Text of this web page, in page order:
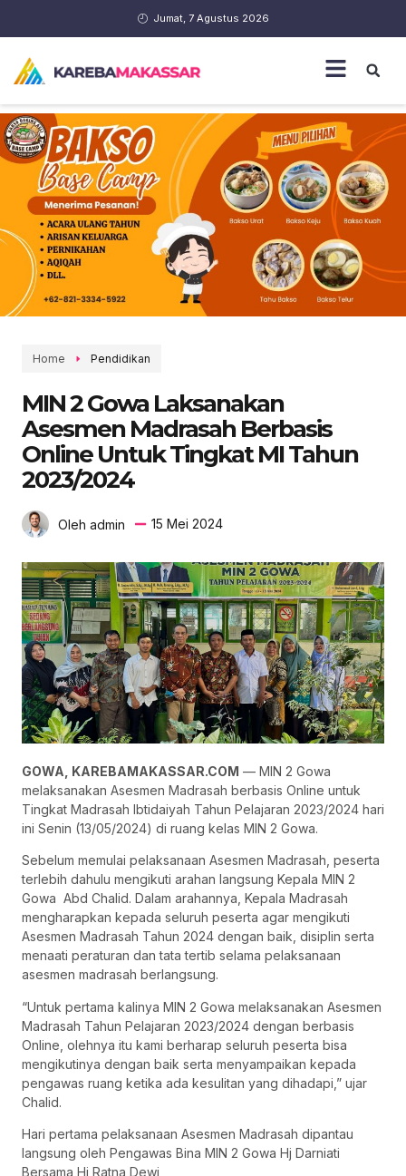
Jumat, 7 Agustus 2026
Home Pendidikan
MIN 2 Gowa Laksanakan
Asesmen Madrasah Berbasis
Online Untuk Tingkat MI Tahun
2023/2024
Oleh admin 15 Mei 2024
GOWA, KAREBAMAKASSAR.COM — MIN 2 Gowa
melaksanakan Asesmen Madrasah berbasis Online untuk
Tingkat Madrasah Ibtidaiyah Tahun Pelajaran 2023/2024 hari
ini Senin (13/05/2024) di ruang kelas MIN 2 Gowa.
Sebelum memulai pelaksanaan Asesmen Madrasah, peserta
terlebih dahulu mengikuti arahan langsung Kepala MIN 2
Gowa Abd Chalid. Dalam arahannya, Kepala Madrasah
mengharapkan kepada seluruh peserta agar mengikuti
Asesmen Madrasah Tahun 2024 dengan baik, disiplin serta
menaati peraturan dan tata tertib selama pelaksanaan
asesmen madrasah berlangsung.
“Untuk pertama kalinya MIN 2 Gowa melaksanakan Asesmen
Madrasah Tahun Pelajaran 2023/2024 dengan berbasis
Online, olehnya itu kami berharap seluruh peserta bisa
mengikutinya dengan baik serta menyampaikan kepada
pengawas ruang ketika ada kesulitan yang dihadapi,” ujar
Chalid.
Hari pertama pelaksanaan Asesmen Madrasah dipantau
langsung oleh Pengawas Bina MIN 2 Gowa Hj Darniati
Bersama Hj Ratna Dewi